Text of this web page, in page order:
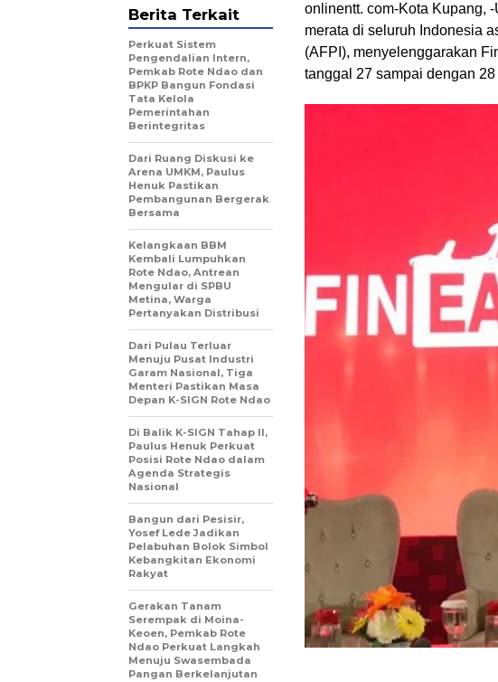
onlinentt. com-Kota Kupang,
merata di seluruh Indonesia
(AFPI), menyelenggarakan
tanggal 27 sampai dengan
Berita Terkait
Perkuat Sistem
Pengendalian Intern,
Pemkab Rote Ndao dan
BPKP Bangun Fondasi
Tata Kelola
Pemerintahan
Berintegritas
Dari Ruang Diskusi ke
Arena UMKM, Paulus
Henuk Pastikan
Pembangunan Bergerak
Bersama
Kelangkaan BBM
Kembali Lumpuhkan
Rote Ndao, Antrean
Mengular di SPBU
Metina, Warga
Pertanyakan Distribusi
Dari Pulau Terluar
Menuju Pusat Industri
Garam Nasional, Tiga
Menteri Pastikan Masa
Depan K-SIGN Rote Ndao
Di Balik K-SIGN Tahap II,
Paulus Henuk Perkuat
Posisi Rote Ndao dalam
Agenda Strategis
Nasional
Bangun dari Pesisir,
Yosef Lede Jadikan
Pelabuhan Bolok Simbol
Kebangkitan Ekonomi
Rakyat
Gerakan Tanam
Serempak di Moina-
Keoen, Pemkab Rote
Ndao Perkuat Langkah
Menuju Swasembada
Pangan Berkelanjutan